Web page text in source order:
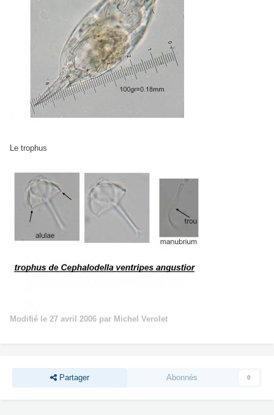
Le trophus
Modifié le 27 avril 2006 par Michel Verolet
Partager Abonnés 0